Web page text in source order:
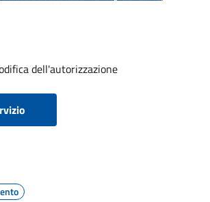
dell'autorizzazione